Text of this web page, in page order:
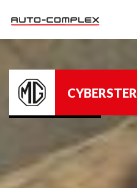
Ubezpieczenia
Części i Akcesoria
CYBERSTER